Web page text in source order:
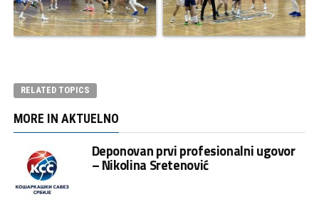
RELATED TOPICS
MORE IN AKTUELNO
Deponovan prvi profesionalni ugovor
– Nikolina Sretenović